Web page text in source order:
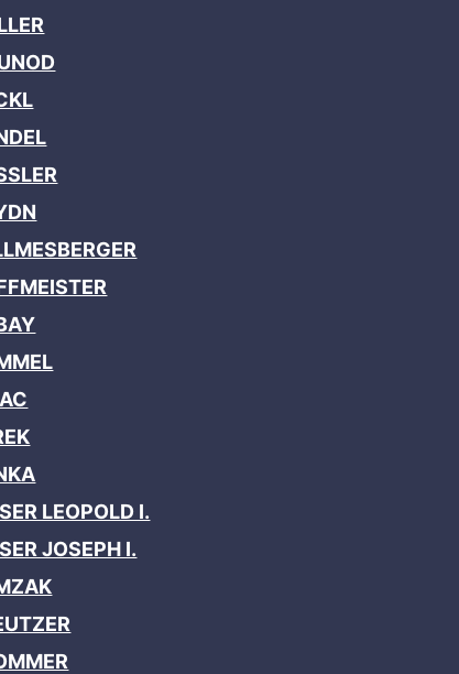
LEOPOLD I.
JOSEPH I.